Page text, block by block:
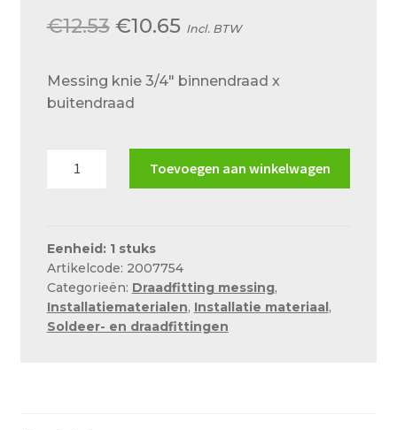
Ons team
Retouren – Geschillen – Garantie
Service en onderhoud
Verzending en bezorging
Winkel
Winkelmand
€12.53 Oorspronkelijke
was:
€10.65Huidige
is:
Incl. BTW
Messing knie 3/4″ binnendraad x
buitendraad
x
buitendraad
aantal
Toevoegen aan winkelwagen
Eenheid: 1 stuks
Artikelcode: 2007754
Categorieën: Draadfitting messing,
Installatiematerialen, Installatie materiaal,
Soldeer- en draadfittingen